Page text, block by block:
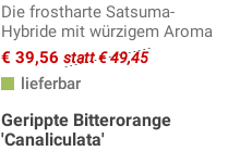
Die frostharte Satsuma-
Hybride mit würzigem Aroma
€ 39,56 statt € 49,45
lieferbar
Gerippte Bitterorange
'Canaliculata'